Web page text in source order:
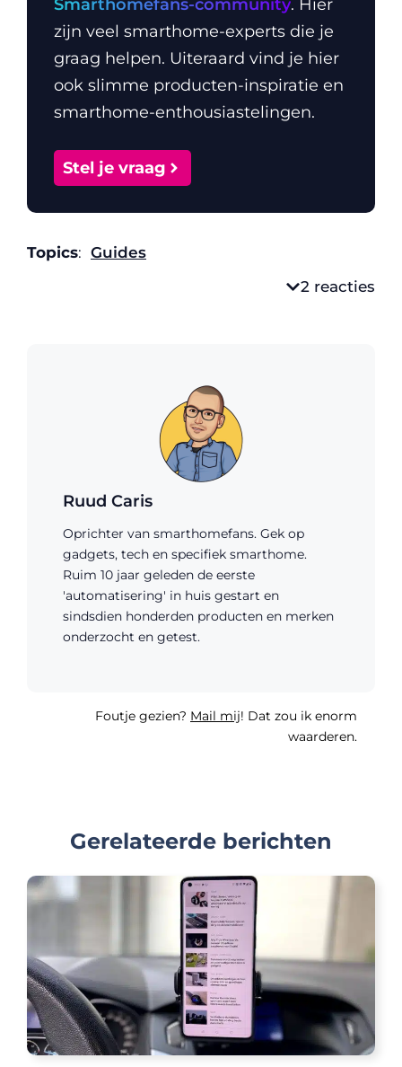
Smarthomefans-community. Hier
zijn veel smarthome-experts die je
graag helpen. Uiteraard vind je hier
ook slimme producten-inspiratie en
smarthome-enthousiastelingen.
Stel je vraag
Topics: Guides
2 reacties
Ruud Caris
Oprichter van smarthomefans. Gek op
gadgets, tech en specifiek smarthome.
Ruim 10 jaar geleden de eerste
'automatisering' in huis gestart en
sindsdien honderden producten en merken
onderzocht en getest.
Foutje gezien? Mail mij! Dat zou ik enorm
waarderen.
Gerelateerde berichten